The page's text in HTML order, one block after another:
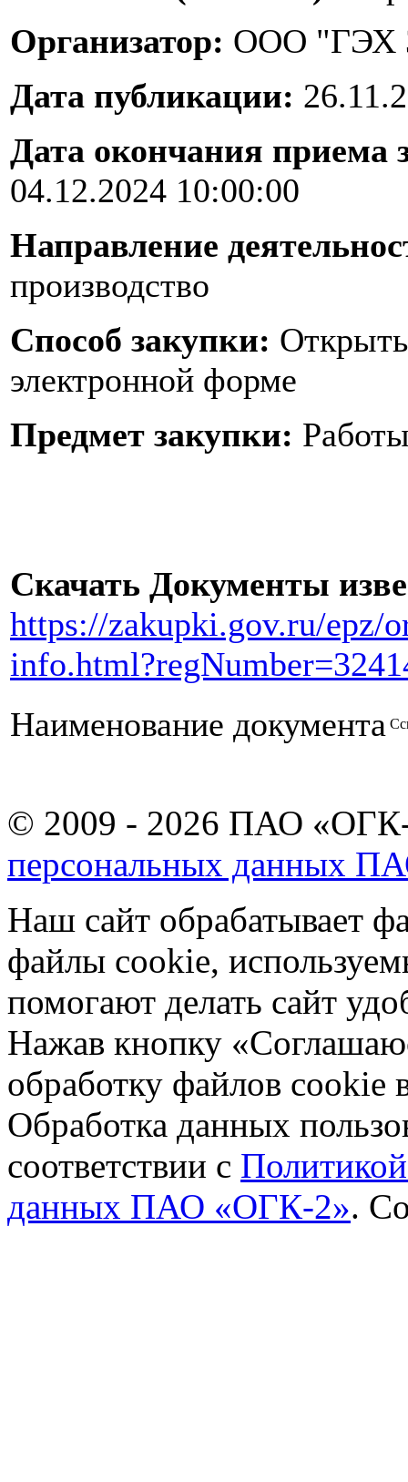
Организатор: ООО "ГЭХ
Дата публикации:
Дата окончания приема
04.12.2024 10:00:00
Направление
производство
Способ закупки:
электронной форме
Предмет закупки:
Скачать Документы
https://zakupki.gov.ru/epz/
Наименование документа
© 2009 - 2026 ПАО
персональных данных
Наш сайт обрабатывает
файлы cookie,
помогают делать сайт
Нажав кнопку
обработку файлов cookie
Обработка данных
соответствии с
данных ПАО «ОГК-2».